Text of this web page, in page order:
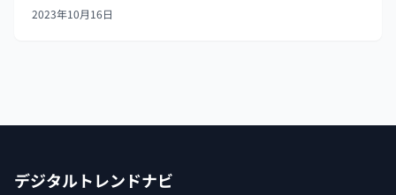
うところを選ぶのはインターネット上の情報だけでは不十
2023年10月16日
デジタルトレンドナビ